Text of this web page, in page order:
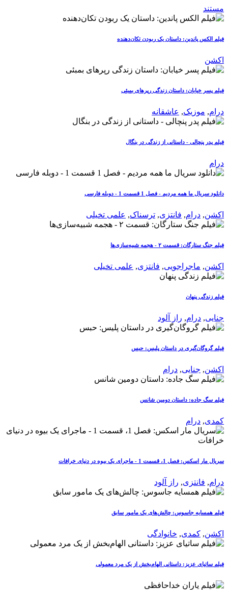
مستند
فیلم الکس پاندین: داستان یک ربودن تکان‌دهنده
اکشن
فیلم پسر خیابان: داستان زندگی رپرهای بمبئی
درام, موزیک, عاشقانه
فیلم پدر پنچالی - داستانی از زندگی در بنگال
درام
دانلود سریال ما همه مردیم - فصل 1 قسمت 1 - دوبله فارسی
اکشن, درام, فانتزی, ترسناک, علمی تخیلی
فیلم جنگ ستارگان: قسمت ۲ - هجمه شبیه‌سازی‌ها
اکشن, ماجراجویی, فانتزی, علمی تخیلی
فیلم زندگی پنهان
جنایی, درام, راز آلود
فیلم گروگان‌گیری در داستان پلیس: حبس
اکشن, جنایی, درام
فیلم سگ جاده: داستان دومین شانس
کمدی, درام
سریال مار اسکس: فصل 1، قسمت 1 - ماجرای یک بیوه در دنیای خرافات
درام, فانتزی, راز آلود
فیلم همسایه جاسوس: چالش‌های یک مامور سابق
اکشن, کمدی, خانوادگی
فیلم ساتیای عزیز: داستانی الهام‌بخش از یک مرد معمولی